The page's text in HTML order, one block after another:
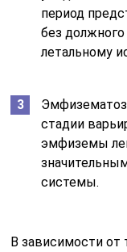
период
без
летальному
стадии
эмфиземы
системы.
В зависимости от